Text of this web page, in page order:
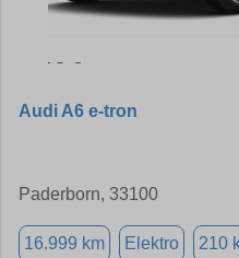
Audi A6 e-tron
Paderborn, 33100
16.999 km Elektro 210